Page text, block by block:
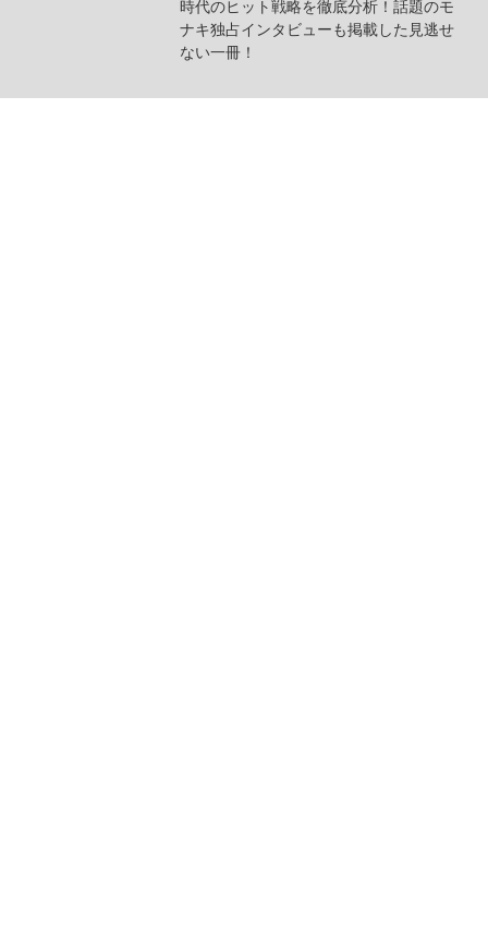
時代のヒット戦略を徹底分析！話題のモ
ナキ独占インタビューも掲載した見逃せ
ない一冊！